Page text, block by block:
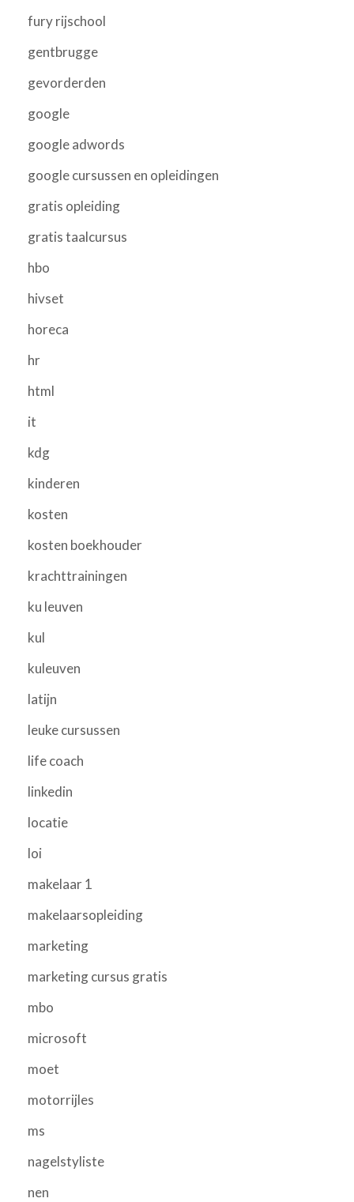
fury rijschool
gentbrugge
gevorderden
google
google adwords
google cursussen en opleidingen
gratis opleiding
gratis taalcursus
hbo
hivset
horeca
hr
html
it
kdg
kinderen
kosten
kosten boekhouder
krachttrainingen
ku leuven
kul
kuleuven
latijn
leuke cursussen
life coach
linkedin
locatie
loi
makelaar 1
makelaarsopleiding
marketing
marketing cursus gratis
mbo
microsoft
moet
motorrijles
ms
nagelstyliste
nen